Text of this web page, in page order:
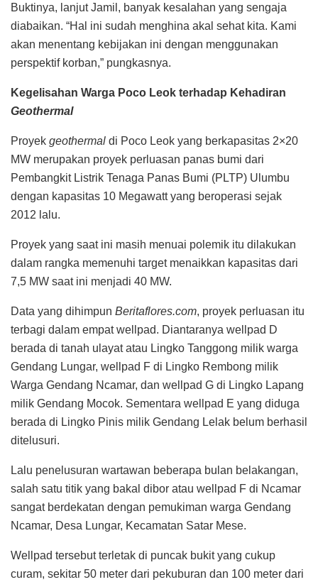
Buktinya, lanjut Jamil, banyak kesalahan yang sengaja
diabaikan. “Hal ini sudah menghina akal sehat kita. Kami
akan menentang kebijakan ini dengan menggunakan
perspektif korban,” pungkasnya.
Kegelisahan Warga Poco Leok terhadap Kehadiran
Geothermal
Proyek geothermal di Poco Leok yang berkapasitas 2×20
MW merupakan proyek perluasan panas bumi dari
Pembangkit Listrik Tenaga Panas Bumi (PLTP) Ulumbu
dengan kapasitas 10 Megawatt yang beroperasi sejak
2012 lalu.
Proyek yang saat ini masih menuai polemik itu dilakukan
dalam rangka memenuhi target menaikkan kapasitas dari
7,5 MW saat ini menjadi 40 MW.
Data yang dihimpun Beritaflores.com, proyek perluasan itu
terbagi dalam empat wellpad. Diantaranya wellpad D
berada di tanah ulayat atau Lingko Tanggong milik warga
Gendang Lungar, wellpad F di Lingko Rembong milik
Warga Gendang Ncamar, dan wellpad G di Lingko Lapang
milik Gendang Mocok. Sementara wellpad E yang diduga
berada di Lingko Pinis milik Gendang Lelak belum berhasil
ditelusuri.
Lalu penelusuran wartawan beberapa bulan belakangan,
salah satu titik yang bakal dibor atau wellpad F di Ncamar
sangat berdekatan dengan pemukiman warga Gendang
Ncamar, Desa Lungar, Kecamatan Satar Mese.
Wellpad tersebut terletak di puncak bukit yang cukup
curam, sekitar 50 meter dari pekuburan dan 100 meter dari